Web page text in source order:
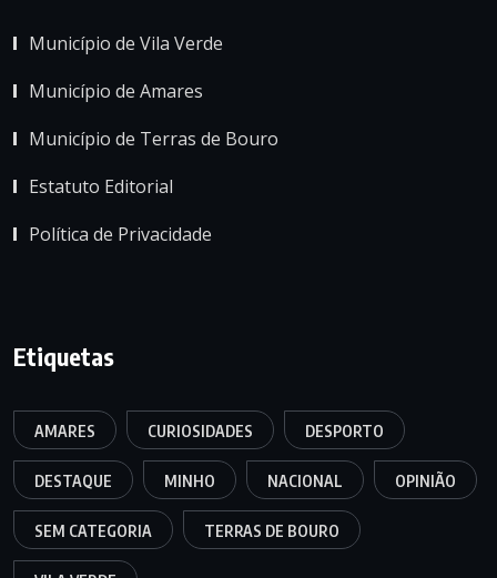
Município de Vila Verde
Município de Amares
Município de Terras de Bouro
Estatuto Editorial
Política de Privacidade
Etiquetas
AMARES CURIOSIDADES DESPORTO
DESTAQUE MINHO NACIONAL OPINIÃO
SEM CATEGORIA TERRAS DE BOURO